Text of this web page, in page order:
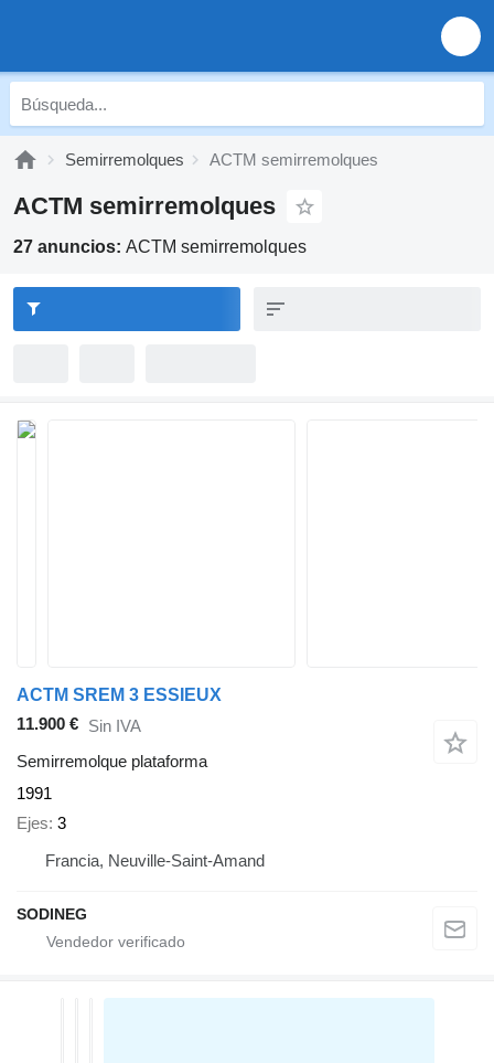
Semirremolques ACTM semirremolques
ACTM semirremolques
27 anuncios: ACTM semirremolques
ACTM SREM 3 ESSIEUX
11.900 € Sin IVA
Semirremolque plataforma
1991
Ejes 3
Francia, Neuville-Saint-Amand
SODINEG